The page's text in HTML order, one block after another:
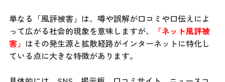
単なる「風評被害」は、噂や誤解が口コミや口伝えによ
って広がる社会的現象を意味しますが、
「ネット風評被
害」 はその発生源と拡散経路がインターネットに特化し
ている点に大きな特徴があります。